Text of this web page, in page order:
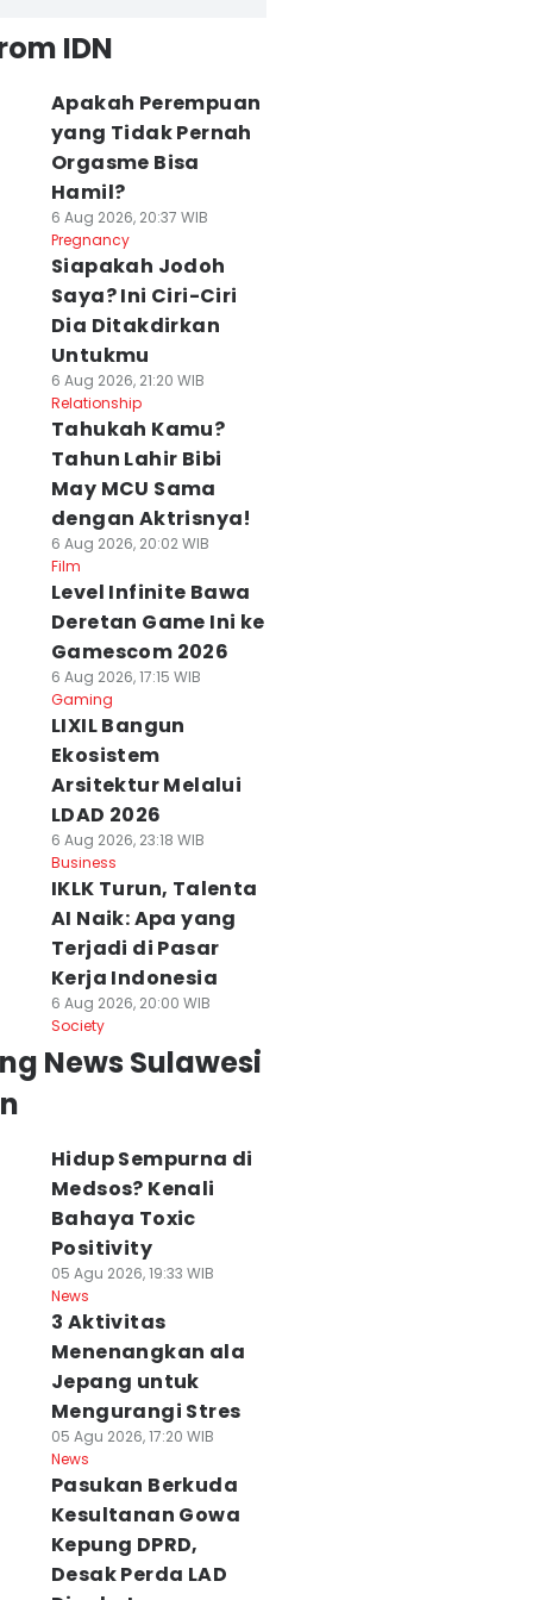
IDN
Apakah Perempuan
yang Tidak Pernah
Orgasme Bisa
Hamil?
6 Aug 2026, 20:37 WIB
Pregnancy
Siapakah Jodoh
Saya? Ini Ciri-Ciri
Dia Ditakdirkan
Untukmu
6 Aug 2026, 21:20 WIB
Relationship
Tahukah Kamu?
Tahun Lahir Bibi
May MCU Sama
dengan Aktrisnya!
6 Aug 2026, 20:02 WIB
Film
Level Infinite Bawa
Deretan Game Ini ke
Gamescom 2026
6 Aug 2026, 17:15 WIB
Gaming
LIXIL Bangun
Ekosistem
Arsitektur Melalui
LDAD 2026
6 Aug 2026, 23:18 WIB
Business
IKLK Turun, Talenta
AI Naik: Apa yang
Terjadi di Pasar
Kerja Indonesia
6 Aug 2026, 20:00 WIB
Society
News Sulawesi
Hidup Sempurna di
Medsos? Kenali
Bahaya Toxic
Positivity
05 Agu 2026, 19:33 WIB
News
3 Aktivitas
Menenangkan ala
Jepang untuk
Mengurangi Stres
05 Agu 2026, 17:20 WIB
News
Pasukan Berkuda
Kesultanan Gowa
Kepung DPRD,
Desak Perda LAD